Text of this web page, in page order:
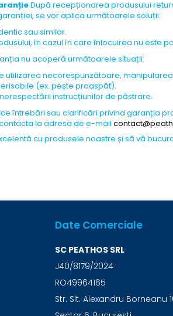
După recepționarea produsului
se vor aplica următoarele soluții:
sau similar.
în cazul în care înlocuirea nu este
nu acoperă următoarele situații:
utilizarea necorespunzătoare,
(ex. pește proaspăt).
instrucțiunilor de păstrare.
întrebări sau clarificări privind garanția
la adresa de e-mail
cu produsele noastre și să vă
Date Comerciale
SC PEATHOS SRL
J40/8179/2024
RO49964165
Str. Slt. Alexandru Borneanu